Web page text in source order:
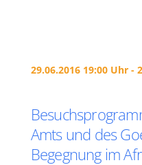
29.06.2016 19:00 Uhr -
Amts und des
Begegnung im